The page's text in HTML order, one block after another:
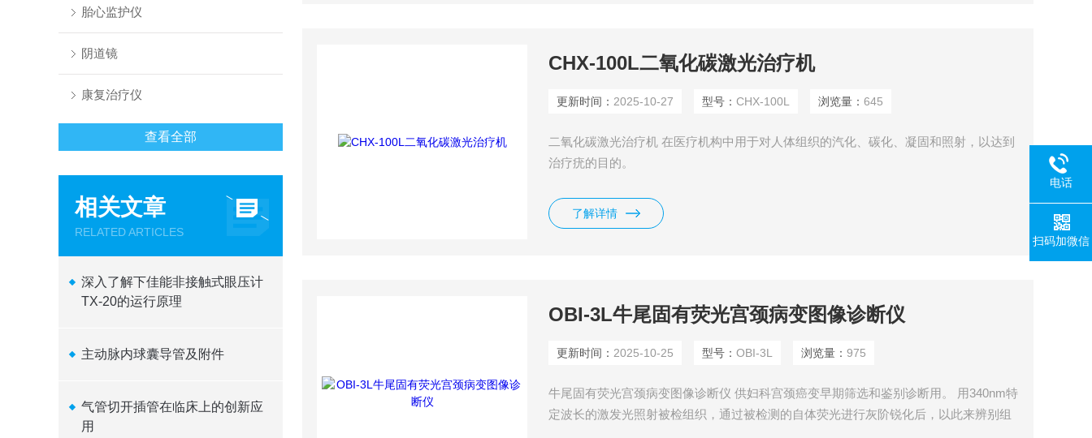
胎心监护仪
阴道镜
康复治疗仪
查看全部
相关文章
RELATED ARTICLES
深入了解下佳能非接触式眼压计
TX-20的运行原理
主动脉内球囊导管及附件
气管切开插管在临床上的创新应
用
CHX-100L二氧化碳激光治疗机
更新时间： 2025-10-27 型号：CHX-100L 浏览量：645
二氧化碳激光治疗机 在医疗机构中用于对人体组织的汽化、碳化、凝固和照射，以达到
治疗疣的目的。
了解详情
OBI-3L牛尾固有荧光宫颈病变图像诊断仪
更新时间： 2025-10-25 型号：OBI-3L 浏览量：975
牛尾固有荧光宫颈病变图像诊断仪 供妇科宫颈癌变早期筛选和鉴别诊断用。 用340nm特
定波长的激发光照射被检组织，通过被检测的自体荧光进行灰阶锐化后，以此来辨别组
电话
扫码加微信